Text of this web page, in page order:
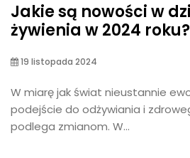
Jakie są nowości w
żywienia w 2024 roku?
19 listopada 2024
W miarę jak świat nieustannie
podejście do odżywiania i
podlega zmianom. W...